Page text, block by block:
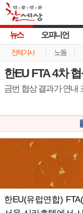
뉴스
전체기사 노동
오피니언
한EU FTA 4차
금번 협상 결과가 연내
한EU(유럽연합)